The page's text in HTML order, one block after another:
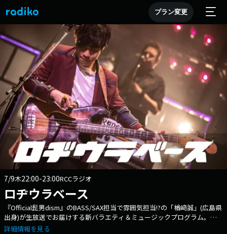
プラン変更
7/9木22:00-23:00RCCラジオ
ロヂウラベース
『Official髭男dism』のBASS/SAX担当で雰囲気担当!?の「楢﨑誠」(広島県
出身)が生放送でお届けする新バラエティ＆ミュージックプログラム。
ミュージシャンでありながら音楽の要素は3割以下！”コミュ力モンスタ
詳細情報を見る